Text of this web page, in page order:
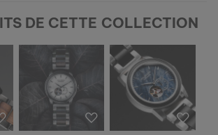
DE CETTE COLLECTION